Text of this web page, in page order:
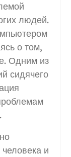
людей.
о том,
Одним из
сидячего
и